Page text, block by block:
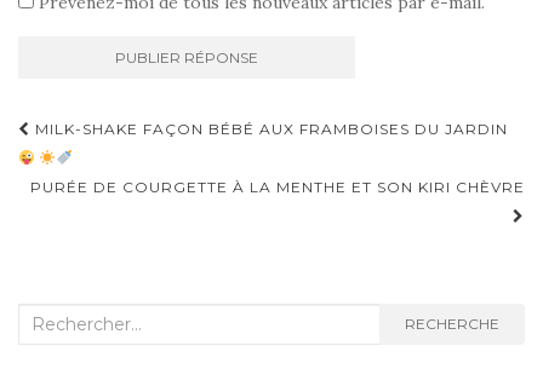
Navigation
d'article
MILK-SHAKE FAÇON BÉBÉ AUX FRAMBOISES DU JARDIN
PURÉE DE COURGETTE À LA MENTHE ET SON KIRI CHÈVRE
Recherche
RECHERCHE